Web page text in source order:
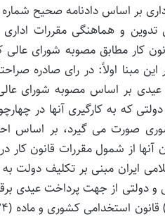
۱۱/۲۳ رئیس تدوین و
كار مطابق مصوبه شورای
مبنا اولاً: در رای صادره
بر اساس مصوبه شورای
صورت می گیرد، بر اساس
ایران مبنی بر تكلیف دولت به
از جهت پرداخت عیدی